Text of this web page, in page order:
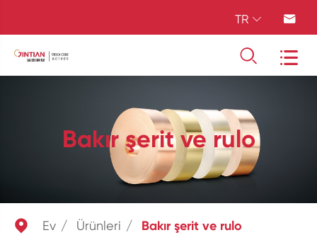
TR  
 
Bakır şerit ve rulo
 Ev Ürünleri Bakır şerit ve rulo